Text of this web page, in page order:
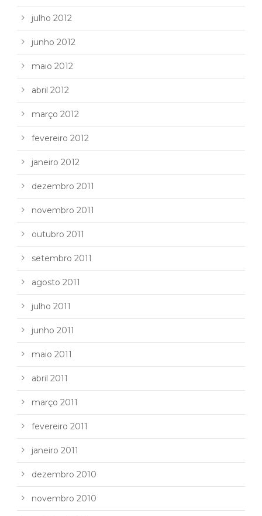
julho 2012
junho 2012
maio 2012
abril 2012
março 2012
fevereiro 2012
janeiro 2012
dezembro 2011
novembro 2011
outubro 2011
setembro 2011
agosto 2011
julho 2011
junho 2011
maio 2011
abril 2011
março 2011
fevereiro 2011
janeiro 2011
dezembro 2010
novembro 2010